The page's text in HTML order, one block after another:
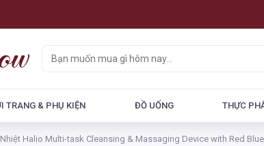
TRANG & PHỤ KIỆN ĐỒ UỐNG THỰC
Halio Multi-task Cleansing & Massaging Device with Red